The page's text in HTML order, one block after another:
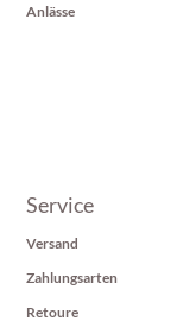
Anlässe
Service
Versand
Zahlungsarten
Retoure